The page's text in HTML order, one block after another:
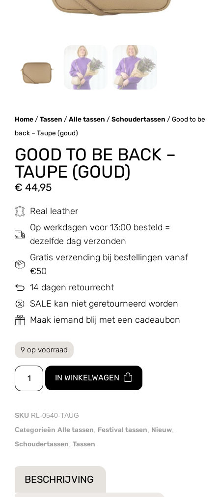
Home / Tassen / Alle tassen / Schoudertassen / Good to be
back – Taupe (goud)
GOOD TO BE BACK –
TAUPE (GOUD)
€ 44,95
Real leather
Op werkdagen voor 13:00 besteld =
dezelfde dag verzonden
Gratis verzending bij bestellingen vanaf
€50
14 dagen retourrecht
SALE kan niet geretourneerd worden
Maak iemand blij met een cadeaubon
9 op voorraad
IN WINKELWAGEN
SKU RL-0540-TAUG
Categorieën Alle tassen Festival tassen Nieuw
Schoudertassen Tassen
BESCHRIJVING